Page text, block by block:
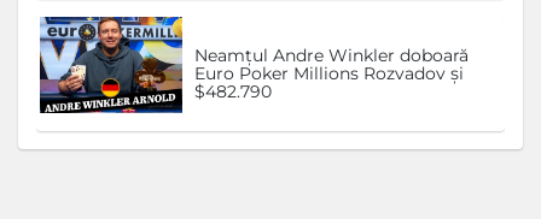
Neamțul Andre Winkler doboară
Euro Poker Millions Rozvadov și
$482.790